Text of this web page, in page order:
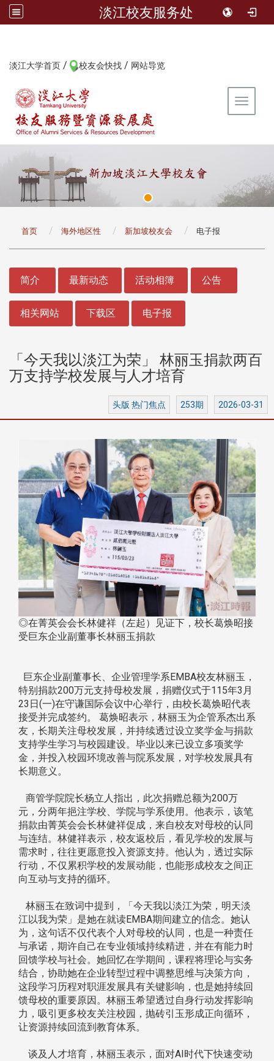
淡江校友服务处
淡江大学首页 / 校友会快找 / 网站导览
Toggle
首页 海外地区性 新加坡校友会 电子报
简介 最新动态 活动相簿 公告
相关网站 下载区 电子报
「今天我以淡江为荣」 林丽玉捐款两百
万支持学校发展与人才培育
头版 热门焦点 253期 2026-03-31
◎在菁英会会长林健祥（左起）见证下，校长葛焕昭接
受巨东企业副董事长林丽玉捐款
巨东企业副董事长、企业管理学系EMBA校友林丽玉，
特别捐款200万元支持母校发展，捐赠仪式于115年3月
23日(一)在守谦国际会议中心举行，由校长葛焕昭代表
接受并完成签约。 葛焕昭表示，林丽玉为企管系杰出系
友，长期关注母校发展，并持续透过设立奖学金与捐款
支持学生学习与校园建设。毕业以来已设立多项奖学
金，并投入校园环境改善与院系发展，对学校发展具有
长期意义。
商管学院院长杨立人指出，此次捐赠总额为200万
元，分两年挹注学校、学院与学系使用。他表示，该笔
捐款由菁英会会长林健祥促成，来自校友对母校的认同
与连结。林健祥表示，校友返校后，看见学校的发展与
需求时，往往更愿意投入资源支持。他认为，透过实际
行动，不仅累积学校的发展动能，也能形成校友之间正
向互动与支持的循环。
林丽玉在致词中提到，「今天我以淡江为荣，明天淡
江以我为荣」是她在就读EMBA期间建立的信念。她认
为，这句话不仅代表个人对母校的认同，也是一种责任
与承诺，期许自己在专业领域持续精进，并在有能力时
回馈学校与社会。她回忆在学期间，课程将理论与实务
结合，协助她在企业转型过程中调整思维与决策方向，
这段学习历程对职涯发展具有关键影响，也是她持续回
馈母校的重要原因。林丽玉希望透过自身行动发挥影响
力，吸引更多校友关注校园，抛砖引玉形成正向循环，
让资源持续回流到教育体系。
谈及人才培育，林丽玉表示，面对AI时代下快速变动